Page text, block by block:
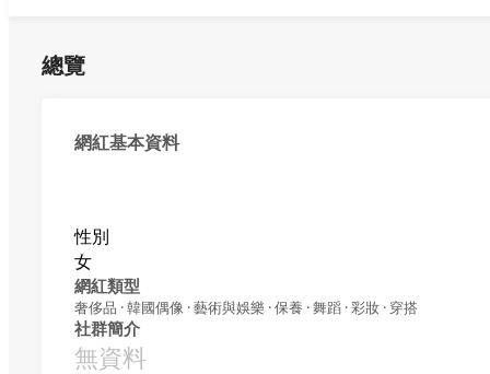
總覽
網紅基本資料
性別
女
網紅類型
奢侈品 · 韓國偶像 · 藝術與娛樂 · 保養 · 舞蹈 · 彩妝 · 穿搭
社群簡介
無資料